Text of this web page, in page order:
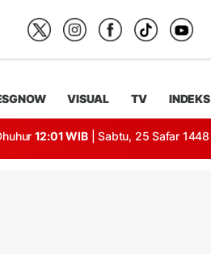
VISUAL TV INDEKS
12:01 WIB | Sabtu, 25 Safar 1448